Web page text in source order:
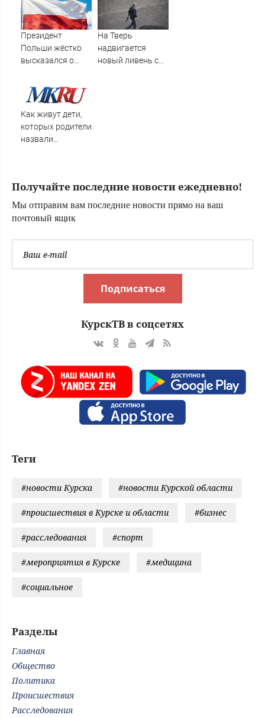
пенсионерам в
сентябре -
PrimaMedia.ru
Президент
Польши жёстко
высказался о
идеологии
На Тверь
надвигается
новый ливень с
Как живут дети,
которых родители
назвали
Получайте последние новости ежедневно!
Мы отправим вам последние новости прямо на ваш
почтовый ящик
Подписаться
КурскТВ в соцсетях
Теги
#новости Курска #новости Курской области
#происшествия в Курске и области #бизнес
#расследования #спорт
#мероприятия в Курске #медицина
#социальное
Разделы
Главная
Общество
Политика
Происшествия
Расследования